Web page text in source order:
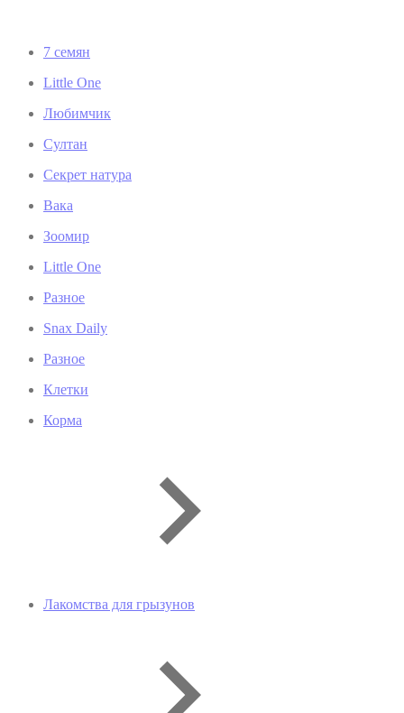
7 семян
Little One
Любимчик
Султан
Секрет натура
Вака
Зоомир
Little One
Разное
Snax Daily
Разное
Клетки
Корма
Лакомства для грызунов